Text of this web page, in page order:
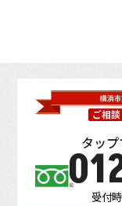
タッ
受付